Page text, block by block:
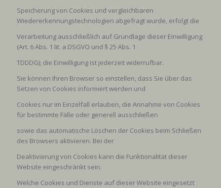
Speicherung von Cookies und vergleichbaren
Wiedererkennungstechnologien abgefragt wurde, erfolgt die
Verarbeitung ausschließlich auf Grundlage dieser Einwilligung
(Art. 6 Abs. 1 lit. a DSGVO und § 25 Abs. 1
TDDDG); die Einwilligung ist jederzeit widerrufbar.
Sie können Ihren Browser so einstellen, dass Sie über das
Setzen von Cookies informiert werden und
Cookies nur im Einzelfall erlauben, die Annahme von Cookies
für bestimmte Fälle oder generell ausschließen
sowie das automatische Löschen der Cookies beim Schließen
des Browsers aktivieren. Bei der
Deaktivierung von Cookies kann die Funktionalität dieser
Website eingeschränkt sein.
Welche Cookies und Dienste auf dieser Website eingesetzt